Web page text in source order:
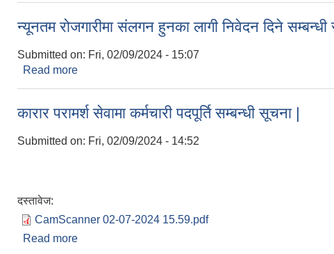
न्यूनतम रोजगारीमा संलगन हुनका लागी निवेदन दिने
Submitted on: Fri, 02/09/2024 - 15:07
Read more
कारार परामर्श सेवामा कर्मचारी पदपूर्ति सम्बन्धी सूचना |
Submitted on: Fri, 02/09/2024 - 14:52
दस्तावेज:
CamScanner 02-07-2024 15.59.pdf
Read more